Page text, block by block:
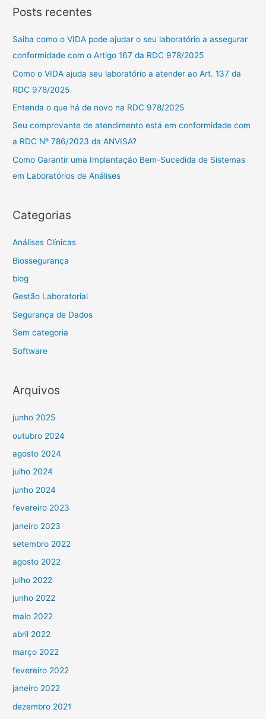
q
u
o
r
:
Posts recentes
Saiba como o VIDA pode ajudar o seu laboratório a assegurar
conformidade com o Artigo 167 da RDC 978/2025
Como o VIDA ajuda seu laboratório a atender ao Art. 137 da
RDC 978/2025
Entenda o que há de novo na RDC 978/2025
Seu comprovante de atendimento está em conformidade com
a RDC Nº 786/2023 da ANVISA?
Como Garantir uma Implantação Bem-Sucedida de Sistemas
em Laboratórios de Análises
Categorias
Análises Clínicas
Biossegurança
blog
Gestão Laboratorial
Segurança de Dados
Sem categoria
Software
Arquivos
junho 2025
outubro 2024
agosto 2024
julho 2024
junho 2024
fevereiro 2023
janeiro 2023
setembro 2022
agosto 2022
julho 2022
junho 2022
maio 2022
abril 2022
março 2022
fevereiro 2022
janeiro 2022
dezembro 2021